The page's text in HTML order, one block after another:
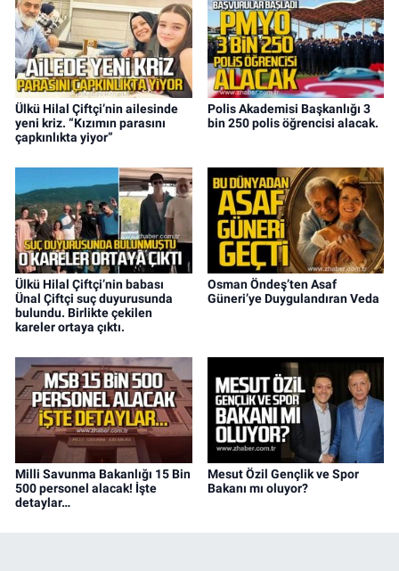
Ülkü Hilal Çiftçi’nin ailesinde
yeni kriz. “Kızımın parasını
çapkınlıkta yiyor”
Polis Akademisi Başkanlığı 3
bin 250 polis öğrencisi alacak.
Ülkü Hilal Çiftçi’nin babası
Ünal Çiftçi suç duyurusunda
bulundu. Birlikte çekilen
kareler ortaya çıktı.
Osman Öndeş’ten Asaf
Güneri’ye Duygulandıran Veda
Milli Savunma Bakanlığı 15 Bin
500 personel alacak! İşte
detaylar…
Mesut Özil Gençlik ve Spor
Bakanı mı oluyor?